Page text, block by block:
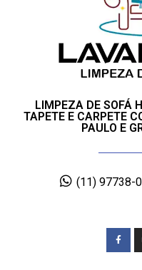
LIMPEZA DE SOFÁ
TAPETE E CARPETE
PAULO E
(11) 97738-